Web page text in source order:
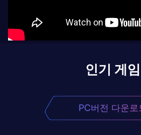
인기 게임
PC버전 다운로